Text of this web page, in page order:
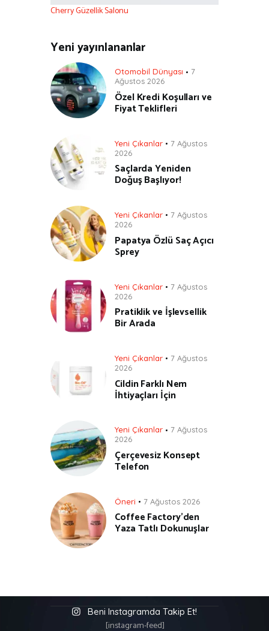
Cherry Güzellik Salonu
Yeni yayınlananlar
Otomobil Dünyası
7
Ağustos 2026
Özel Kredi Koşulları ve
Fiyat Teklifleri
Yeni Çıkanlar
7 Ağustos
2026
Saçlarda Yeniden
Doğuş Başlıyor!
Yeni Çıkanlar
7 Ağustos
2026
Papatya Özlü Saç Açıcı
Sprey
Yeni Çıkanlar
7 Ağustos
2026
Pratiklik ve İşlevsellik
Bir Arada
Yeni Çıkanlar
7 Ağustos
2026
Cildin Farklı Nem
İhtiyaçları İçin
Yeni Çıkanlar
7 Ağustos
2026
Çerçevesiz Konsept
Telefon
Öneri 7 Ağustos 2026
Coffee Factory’den
Yaza Tatlı Dokunuşlar
Beni Instagramda Takip Et!
[instagram-feed]